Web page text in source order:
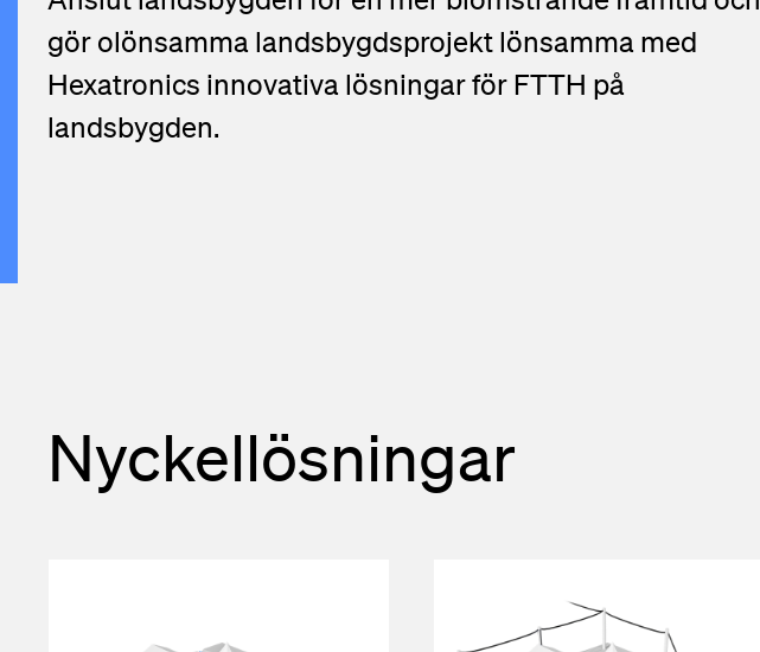
gör olönsamma landsbygdsprojekt lönsamma med
Hexatronics innovativa lösningar för FTTH på
landsbygden.
Nyckellösningar